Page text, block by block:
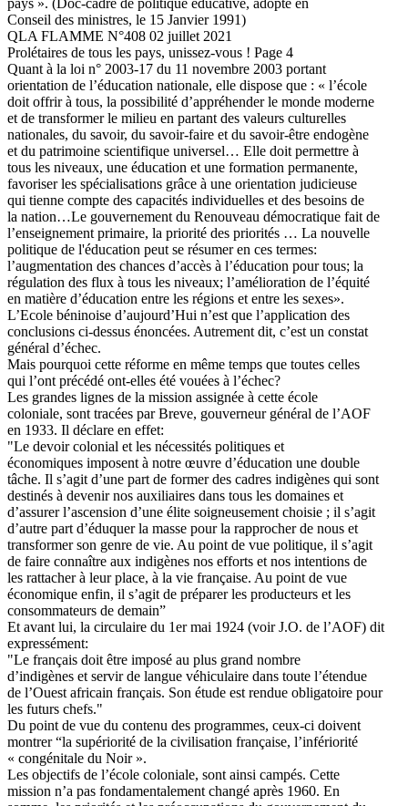
pays ». (Doc-cadre de politique éducative, adopté en
Conseil des ministres, le 15 Janvier 1991)
QLA FLAMME N°408 02 juillet 2021
Prolétaires de tous les pays, unissez-vous ! Page 4
Quant à la loi n° 2003-17 du 11 novembre 2003 portant
orientation de l’éducation nationale, elle dispose que : « l’école
doit offrir à tous, la possibilité d’appréhender le monde moderne
et de transformer le milieu en partant des valeurs culturelles
nationales, du savoir, du savoir-faire et du savoir-être endogène
et du patrimoine scientifique universel… Elle doit permettre à
tous les niveaux, une éducation et une formation permanente,
favoriser les spécialisations grâce à une orientation judicieuse
qui tienne compte des capacités individuelles et des besoins de
la nation…Le gouvernement du Renouveau démocratique fait de
l’enseignement primaire, la priorité des priorités … La nouvelle
politique de l'éducation peut se résumer en ces termes:
l’augmentation des chances d’accès à l’éducation pour tous; la
régulation des flux à tous les niveaux; l’amélioration de l’équité
en matière d’éducation entre les régions et entre les sexes».
L’Ecole béninoise d’aujourd’Hui n’est que l’application des
conclusions ci-dessus énoncées. Autrement dit, c’est un constat
général d’échec.
Mais pourquoi cette réforme en même temps que toutes celles
qui l’ont précédé ont-elles été vouées à l’échec?
Les grandes lignes de la mission assignée à cette école
coloniale, sont tracées par Breve, gouverneur général de l’AOF
en 1933. Il déclare en effet:
"Le devoir colonial et les nécessités politiques et
économiques imposent à notre œuvre d’éducation une double
tâche. Il s’agit d’une part de former des cadres indigènes qui sont
destinés à devenir nos auxiliaires dans tous les domaines et
d’assurer l’ascension d’une élite soigneusement choisie ; il s’agit
d’autre part d’éduquer la masse pour la rapprocher de nous et
transformer son genre de vie. Au point de vue politique, il s’agit
de faire connaître aux indigènes nos efforts et nos intentions de
les rattacher à leur place, à la vie française. Au point de vue
économique enfin, il s’agit de préparer les producteurs et les
consommateurs de demain”
Et avant lui, la circulaire du 1er mai 1924 (voir J.O. de l’AOF) dit
expressément:
"Le français doit être imposé au plus grand nombre
d’indigènes et servir de langue véhiculaire dans toute l’étendue
de l’Ouest africain français. Son étude est rendue obligatoire pour
les futurs chefs."
Du point de vue du contenu des programmes, ceux-ci doivent
montrer “la supériorité de la civilisation française, l’infériorité
« congénitale du Noir ».
Les objectifs de l’école coloniale, sont ainsi campés. Cette
mission n’a pas fondamentalement changé après 1960. En